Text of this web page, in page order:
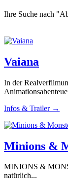
Ihre Suche nach
Vaiana
In der
Infos & Trailer →
Minions &
MINIONS &
natürlich...